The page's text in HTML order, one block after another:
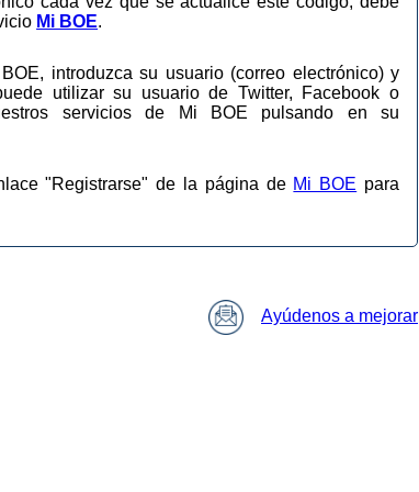
Mi BOE.
introduzca su usuario (correo electrónico) y
utilizar su usuario de Twitter, Facebook o
servicios de Mi BOE pulsando en su
"Registrarse" de la página de Mi BOE para
Ayúdenos a mejorar